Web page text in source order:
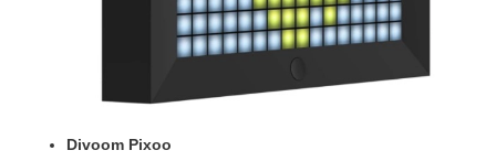
Divoom Pixoo